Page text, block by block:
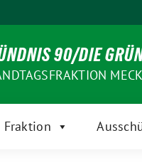
90/DIE
Fraktion